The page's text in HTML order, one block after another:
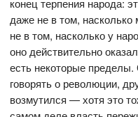
конец терпения народа:
даже не в том,
не в том, насколько у
оно действительно
есть некоторые
говорять о революции,
возмутился — хотя это